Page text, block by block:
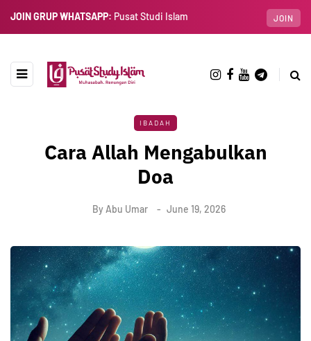
JOIN GRUP WHATSAPP: Pusat Studi Islam JOIN
IBADAH
Cara Allah Mengabulkan
Doa
By Abu Umar June 19, 2026